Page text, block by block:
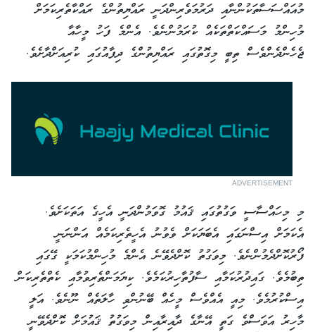
މުއައްސަސާތަކުންނާއި ދަރުމަވެރިންދަނީ ރައްޔިތުންގެ ރައްކާތެރިކަމަށް
މުހިންމު މަސައްކަތްތަކެއް ކުރަމުންނެވެ. އެންމެ ފަހު މީހާއާ
ޖެހެންދެންވެސް ތިބީ މިގޮތުގައި ރައްޔިތުންގެ ދިފާއުގައި ކުރިއަށްދާށެވެ.
ADVERTISEMENT
މި މިހައްސާސީ ވަގުތުގައި ޤައުމު ގޮވަމުންދަނީ އެހީގެ އަތަކަށެވެ.
އެކަމަށް އިސްނަގައި އެބަޔަކަށް ވެވުނު އެހީތެރިކަމެއް އަންނަނީ
ފޯރުކޮށްދެމުންނެވެ. މިވަގުތު ކޮށްދެވޭނެ އެންމެ މުހިންމުކަމަކީ ގޭގައި
ތިބުމެވެ. ގައިދުރުކަމާއި ސާފުތާހިރުކަމެވެ. ކިޔަމަންތެރިވުމާއި ކެތްތެރިކަން
އިސްކުރުމެވެ. މިއީ އެއްވެސް މީހެއް ބޭނުންވި ހާލަތެއް ނޫނެވެ. އަލީ
މާހިރު އަވަސްވެ ގަތީ އޭނާގެ ދާއިރާއިން މިވަގުތު ޤައުމަށް ކޮށްދެވޭނީ